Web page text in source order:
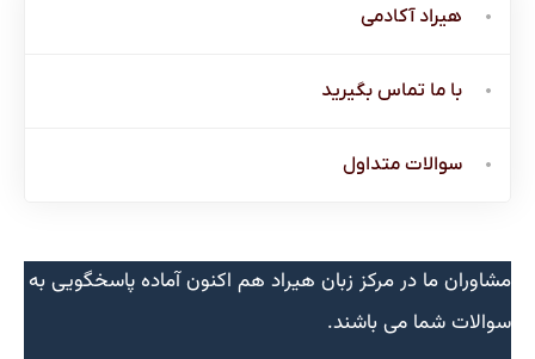
هیراد آکادمی
با ما تماس بگیرید
سوالات متداول
مشاوران ما در مرکز زبان هیراد هم اکنون آماده پاسخگویی به
سوالات شما می باشند.